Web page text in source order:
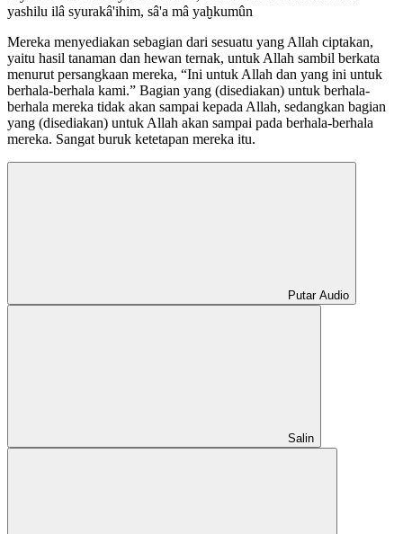
yashilu ilâ syurakâ'ihim, sâ'a mâ yaḫkumûn
Mereka menyediakan sebagian dari sesuatu yang Allah ciptakan,
yaitu hasil tanaman dan hewan ternak, untuk Allah sambil berkata
menurut persangkaan mereka, “Ini untuk Allah dan yang ini untuk
berhala-berhala kami.” Bagian yang (disediakan) untuk berhala-
berhala mereka tidak akan sampai kepada Allah, sedangkan bagian
yang (disediakan) untuk Allah akan sampai pada berhala-berhala
mereka. Sangat buruk ketetapan mereka itu.
Putar Audio
Salin